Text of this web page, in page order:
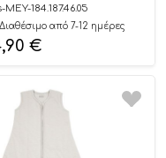
MEY-184.187.46.05
Διαθέσιμο από 7-12 ημέρες
€